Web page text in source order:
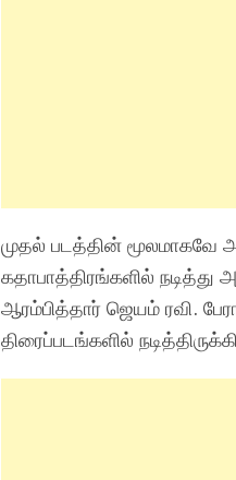
முதல் படத்தின்
கதாபாத்திரங்களில் நடித்து
ஆரம்பித்தார் ஜெயம் ரவி.
திரைப்படங்களில்